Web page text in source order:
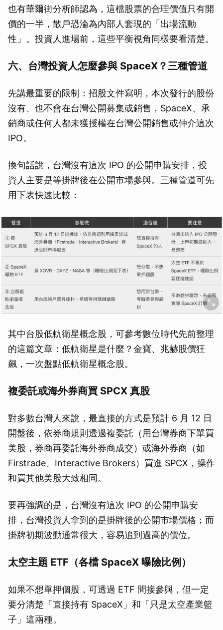
也有華爾街分析師認為，這檔股票的合理價值只有開
價的一半，散戶恐淪為內部人套現的「出場流動
性」。投資人進場前，這些平衡視角同樣要看清楚。
六、台灣投資人怎麼參與 SpaceX？三種管道
先講最重要的限制：招股文件寫明，本次發行的股份
沒有、也不會在台灣公開募集或銷售，SpaceX、承
銷商或任何人都未獲授權在台灣公開銷售或仲介這次
IPO。
換句話說，台灣沒有這次 IPO 的公開申購安排，投
資人主要是等掛牌後在公開市場參與。三種管道可先
用下表快速比較：
其中台股低軌衛星概念股，可參考數位時代先前整理
的這篇文章：低軌衛星是什麼？金寶、兆赫股價狂
飆，一次盤點低軌衛星概念股。
複委託或海外券商買 SPCX 真股
對多數台灣人來說，最直接的方式是預計 6 月 12 日
開盤後，依券商規則透過複委託（用台灣券商下單買
美股，券商再委託海外券商成交）或海外券商（如
Firstrade、Interactive Brokers）買進 SPCX，操作
和買其他美股大致相同。
要再強調的是，台灣沒有這次 IPO 的公開申購安
排，台灣投資人拿到的是掛牌後的公開市場價格；而
掛牌初期波動通常很大，容易追到過高的價位。
太空主題 ETF（各檔 SpaceX 曝險比例）
如果不想單押個股，可透過 ETF 間接參與，但一定
要分清楚「直接持有 SpaceX」和「只是太空產業籃
子」這兩種。
取消